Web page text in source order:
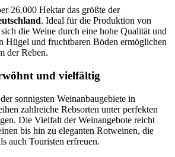
26.000 Hektar das größte der
. Ideal für die Produktion von
die Weine durch eine hohe Qualität und
Hügel und fruchtbaren Böden ermöglichen
der Reben.
und vielfältig
sonnigsten Weinanbaugebiete in
zahlreiche Rebsorten unter perfekten
Die Vielfalt der Weinangebote reicht
bis hin zu eleganten Rotweinen, die
auch Touristen erfreuen.